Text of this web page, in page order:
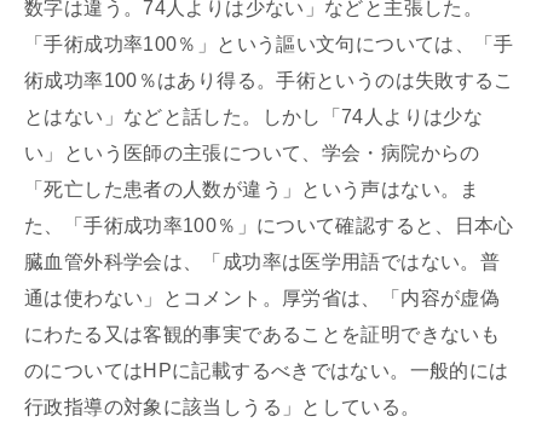
数字は違う。74人よりは少ない」などと主張した。
「手術成功率100％」という謳い文句については、「手
術成功率100％はあり得る。手術というのは失敗するこ
とはない」などと話した。しかし「74人よりは少な
い」という医師の主張について、学会・病院からの
「死亡した患者の人数が違う」という声はない。ま
た、「手術成功率100％」について確認すると、日本心
臓血管外科学会は、「成功率は医学用語ではない。普
通は使わない」とコメント。厚労省は、「内容が虚偽
にわたる又は客観的事実であることを証明できないも
のについてはHPに記載するべきではない。一般的には
行政指導の対象に該当しうる」としている。